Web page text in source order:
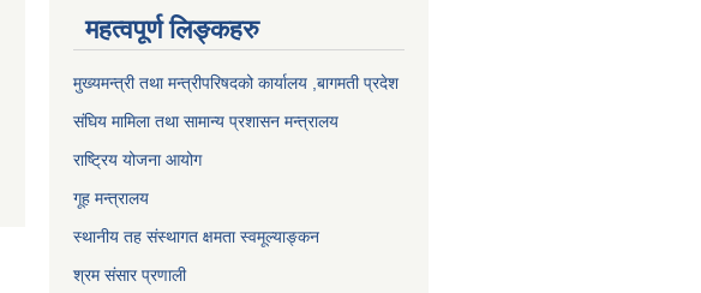
महत्वपूर्ण लिङ्कहरु
मुख्यमन्त्री तथा मन्त्रीपरिषदको कार्यालय ,बागमती प्रदेश
संघिय मामिला तथा सामान्य प्रशासन मन्त्रालय
राष्ट्रिय योजना आयोग
गूह मन्त्रालय
स्थानीय तह संस्थागत क्षमता स्वमूल्याङ्कन
श्रम संसार प्रणाली